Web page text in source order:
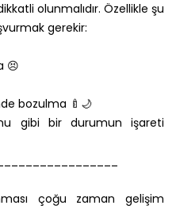
olunmalıdır. Özellikle şu
gerekir:
😣
bozulma 🍼🌙
gibi bir durumun işareti
çoğu zaman gelişim